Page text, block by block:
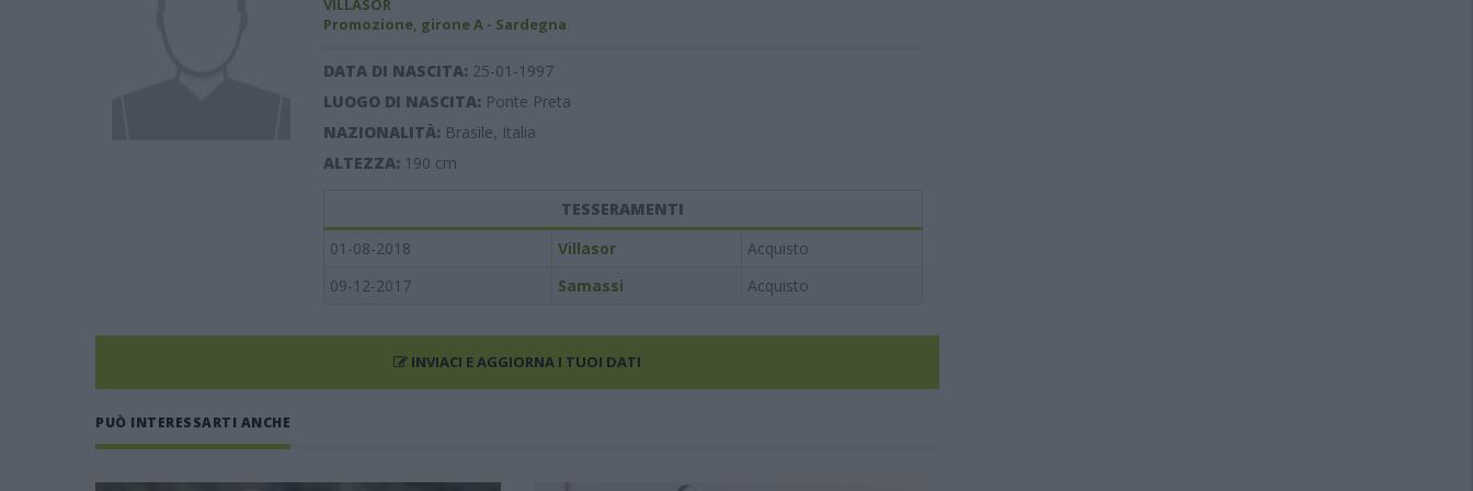
VILLASOR
Promozione, girone A - Sardegna
DATA DI NASCITA: 25-01-1997
LUOGO DI NASCITA: Ponte Preta
NAZIONALITÀ: Brasile, Italia
ALTEZZA: 190 cm
TESSERAMENTI
01-08-2018
Villasor
Acquisto
09-12-2017
Samassi Acquisto
INVIACI E AGGIORNA I TUOI DATI
PUÒ INTERESSARTI ANCHE